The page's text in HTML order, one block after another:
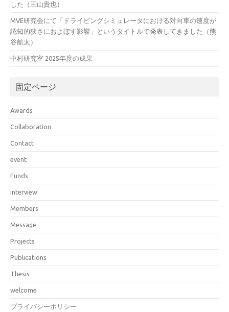
した（三山貴也）
MVE研究会にて「ドライビングシミュレータにおける対向車の速度が
認知的狭さにおよぼす影響」というタイトルで発表してきました（熊
谷航太）
中村研究室 2025年度の成果
固定ページ
Awards
Collaboration
Contact
event
Funds
interview
Members
Message
Projects
Publications
Thesis
welcome
プライバシーポリシー